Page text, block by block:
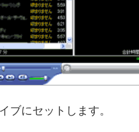
ブにセットします。